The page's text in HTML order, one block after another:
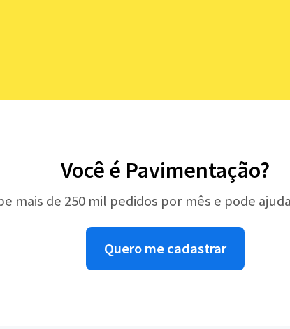
Você é Pavimentação?
mais de 250 mil pedidos por mês e pode
Quero me cadastrar